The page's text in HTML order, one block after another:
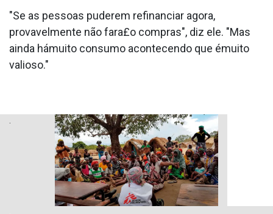
"Se as pessoas puderem refinanciar agora,
provavelmente não fara£o compras", diz ele. "Mas
ainda hámuito consumo acontecendo que émuito
valioso."
.